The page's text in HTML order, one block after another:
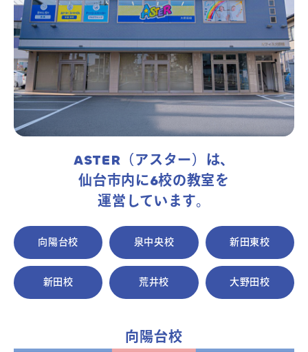
スタッフ紹介
アクセス
よくあるご質問
団体向け出張英会話
新着情報
コラム・読み物
ASTER（アスター）は、
仙台市内に6校の教室を
運営しています。
向陽台校 泉中央校 新田東校
新田校 荒井校 大野田校
向陽台校